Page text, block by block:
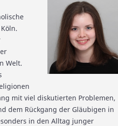
Welt.
mit viel diskutierten Problemen,
dem Rückgang der Gläubigen in
in den Alltag junger